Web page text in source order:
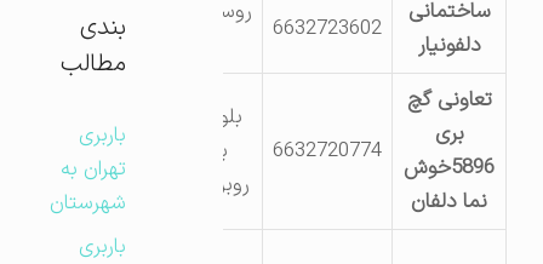
ساختمانی
دلفونیار
6632723602
روستای چهار
تعاونی گچ
5896خوش
نما دلفان
6632720774
بلوار شهید
بهشتی
روبروی سپاه
بندی
مطالب
باربری
تهران به
شهرستان
باربری